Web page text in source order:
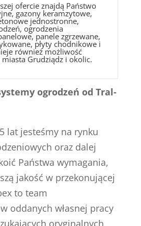
ofercie znajdą Państwo
gazony keramzytowe,
jednostronne,
ogrodzenia
panele zgrzewane,
płyty chodnikowe i
również możliwość
Grudziądz i okolic.
ogrodzeń od Tral-
lat jesteśmy na rynku
oraz dalej
Państwa wymagania,
jakość w przekonującej
to team
oddanych własnej pracy